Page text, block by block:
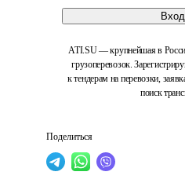
Вход
ATI.SU — крупнейшая в
грузоперевозок.
к тендерам на перевозки,
поиск
Поделиться